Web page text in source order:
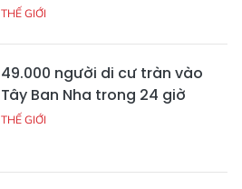
THẾ GIỚI
49.000 người di cư tràn vào
Tây Ban Nha trong 24 giờ
THẾ GIỚI